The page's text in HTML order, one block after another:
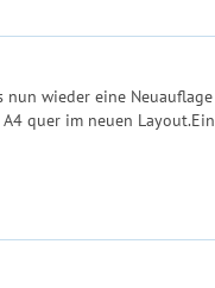
nun wieder eine Neuauflage
quer im neuen Layout.Ein